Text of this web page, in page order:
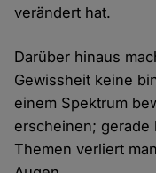
verändert hat.
Darüber hinaus
Gewissheit keine
einem Spektrum
erscheinen; gerade
Themen verliert